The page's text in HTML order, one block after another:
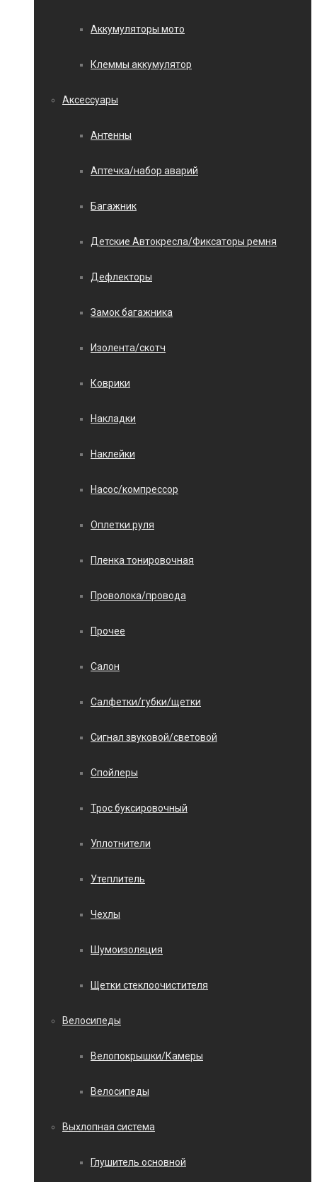
Аккумуляторы мото
Клеммы аккумулятор
Аксессуары
Антенны
Аптечка/набор аварий
Багажник
Детские Автокресла/Фиксаторы ремня
Дефлекторы
Замок багажника
Изолента/скотч
Коврики
Накладки
Наклейки
Насос/компрессор
Оплетки руля
Пленка тонировочная
Проволока/провода
Прочее
Салон
Салфетки/губки/щетки
Сигнал звуковой/световой
Спойлеры
Трос буксировочный
Уплотнители
Утеплитель
Чехлы
Шумоизоляция
Щетки стеклоочистителя
Велосипеды
Велопокрышки/Камеры
Велосипеды
Выхлопная система
Глушитель основной